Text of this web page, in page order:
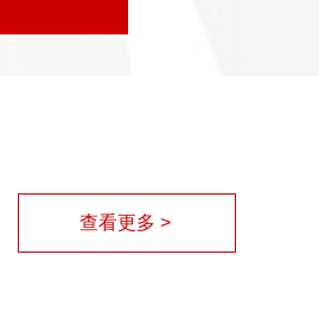
查看更多 >